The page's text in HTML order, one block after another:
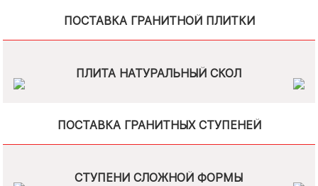
ПОСТАВКА ГРАНИТНОЙ ПЛИТКИ
ПЛИТА НАТУРАЛЬНЫЙ СКОЛ
ПОСТАВКА ГРАНИТНЫХ СТУПЕНЕЙ
СТУПЕНИ СЛОЖНОЙ ФОРМЫ